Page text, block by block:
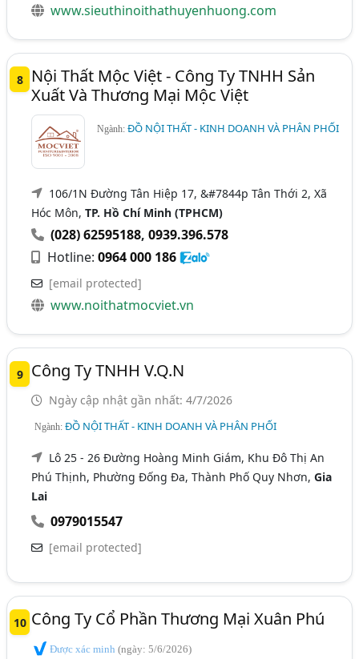
www.sieuthinoithathuyenhuong.com
8
Nội Thất Mộc Việt - Công Ty TNHH Sản
Xuất Và Thương Mại Mộc Việt
Ngành:ĐỒ NỘI THẤT - KINH DOANH VÀ PHÂN PHỐI
106/1N Đường Tân Hiệp 17, &#7844p Tân Thới 2, Xã
Hóc Môn,TP. Hồ Chí Minh (TPHCM)
(028) 62595188,0939.396.578
Hotline:0964 000 186
[email protected]
www.noithatmocviet.vn
9 Công Ty TNHH V.Q.N
Ngày cập nhật gần nhất: 4/7/2026
Ngành:ĐỒ NỘI THẤT - KINH DOANH VÀ PHÂN PHỐI
Lô 25 - 26 Đường Hoàng Minh Giám, Khu Đô Thị An
Phú Thịnh, Phường Đống Đa, Thành Phố Quy Nhơn,Gia
Lai
0979015547
[email protected]
10 Công Ty Cổ Phần Thương Mại Xuân Phú
Được xác minh(ngày: 5/6/2026)